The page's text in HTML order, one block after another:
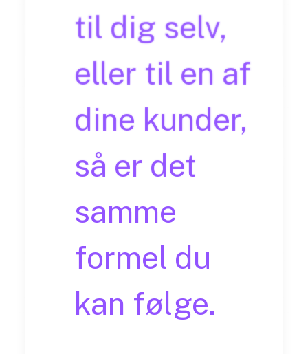
til dig selv,
eller til en af
dine kunder,
så er det
samme
formel du
kan følge.